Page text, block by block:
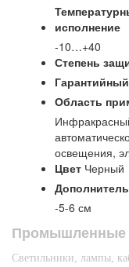
исполнение
-10…+40
Степень
Область
освещения,
Цвет Черный
-5-6 см
Промышленные
Светильники, лампы,